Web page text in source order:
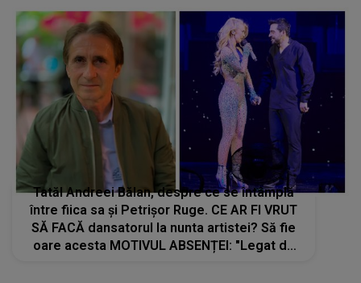
Tatăl Andreei Bălan, despre ce se întâmplă
între fiica sa și Petrișor Ruge. CE AR FI VRUT
SĂ FACĂ dansatorul la nunta artistei? Să fie
oare acesta MOTIVUL ABSENȚEI: "Legat de